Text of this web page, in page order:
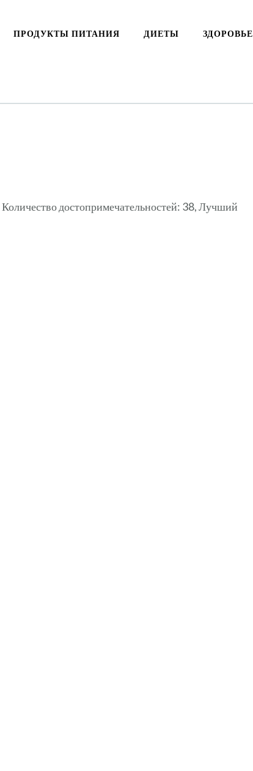
ПРОДУКТЫ ПИТАНИЯ ДИЕТЫ ЗДОРОВЬЕ
достопримечательностей: 38, Лучший